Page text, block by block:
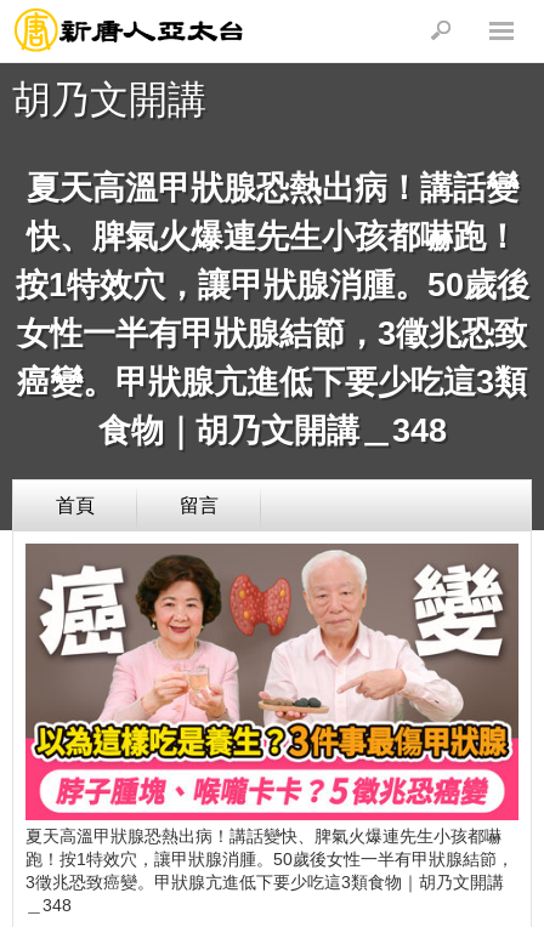
胡乃文開講
夏天高溫甲狀腺恐熱出病！講話變
快、脾氣火爆連先生小孩都嚇跑！
按1特效穴，讓甲狀腺消腫。50歲後
女性一半有甲狀腺結節，3徵兆恐致
癌變。甲狀腺亢進低下要少吃這3類
食物｜胡乃文開講＿348
首頁 留言
夏天高溫甲狀腺恐熱出病！講話變快、脾氣火爆連先生小孩都嚇
跑！按1特效穴，讓甲狀腺消腫。50歲後女性一半有甲狀腺結節，
3徵兆恐致癌變。甲狀腺亢進低下要少吃這3類食物｜胡乃文開講
＿348